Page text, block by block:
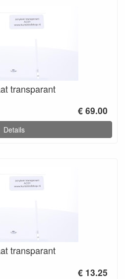
transparant
€ 69.00
Details
transparant
€ 13.25